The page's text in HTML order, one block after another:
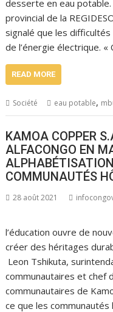
desserte en eau
provincial de la
signalé que les
de l’énergie électrique.
READ MORE
Société eau potable,
KAMOA COPPER
ALFACONGO EN
COMMUNAUTÉS
28 août 2021
l’éducation ouvre de
créer des héritages
Leon Tshikuta,
communautaires et chef
communautaires de
ce que les